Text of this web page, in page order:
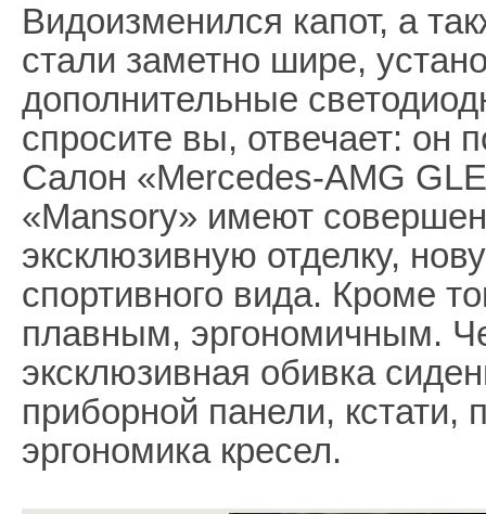
Видоизменился капот, а
стали заметно шире,
дополнительные
спросите вы, отвечает: он
Салон «Mercedes-AMG
«Mansory» имеют
эксклюзивную отделку,
спортивного вида. Кроме
плавным, эргономичным.
эксклюзивная обивка
приборной панели, кстати,
эргономика кресел.